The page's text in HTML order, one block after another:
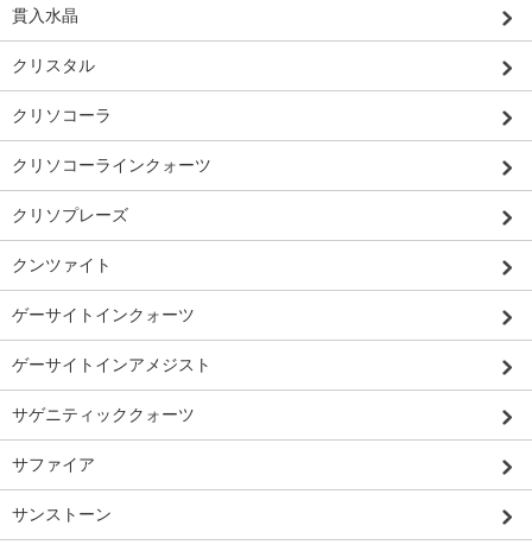
貫入水晶
クリスタル
クリソコーラ
クリソコーラインクォーツ
クリソプレーズ
クンツァイト
ゲーサイトインクォーツ
ゲーサイトインアメジスト
サゲニティッククォーツ
サファイア
サンストーン